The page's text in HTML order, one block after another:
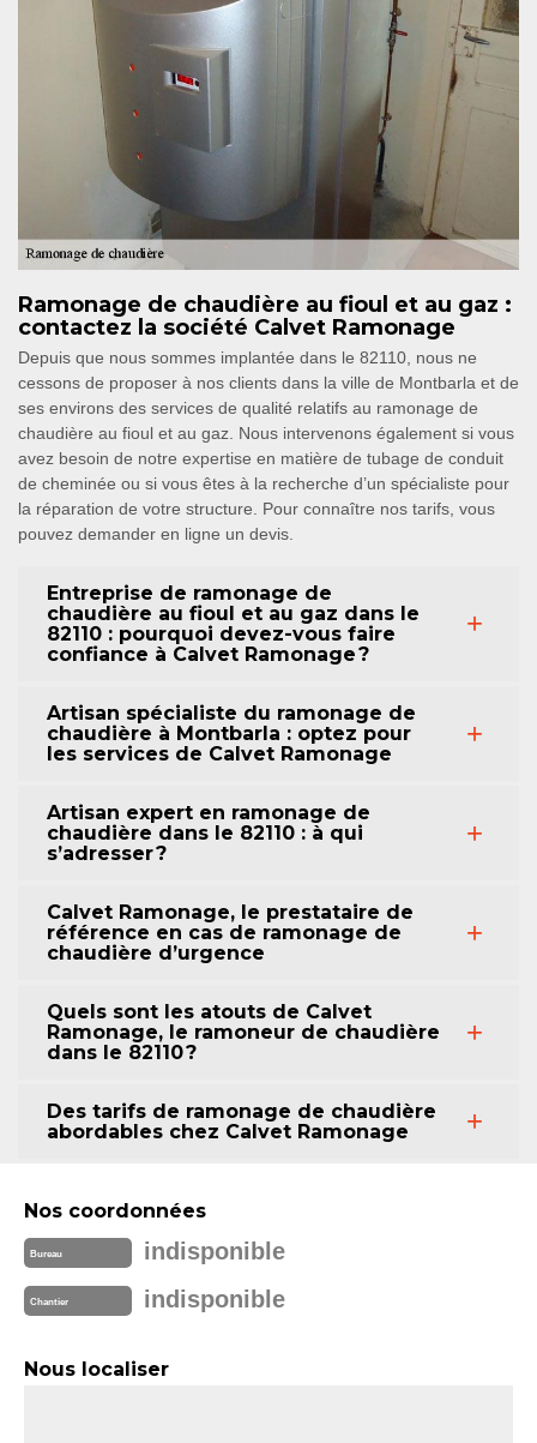
Ramonage de chaudière au fioul et au gaz :
contactez la société Calvet Ramonage
Depuis que nous sommes implantée dans le 82110, nous ne
cessons de proposer à nos clients dans la ville de Montbarla et de
ses environs des services de qualité relatifs au ramonage de
chaudière au fioul et au gaz. Nous intervenons également si vous
avez besoin de notre expertise en matière de tubage de conduit
de cheminée ou si vous êtes à la recherche d’un spécialiste pour
la réparation de votre structure. Pour connaître nos tarifs, vous
pouvez demander en ligne un devis.
Entreprise de ramonage de
chaudière au fioul et au gaz dans le
82110 : pourquoi devez-vous faire
confiance à Calvet Ramonage ?
Artisan spécialiste du ramonage de
chaudière à Montbarla : optez pour
les services de Calvet Ramonage
Artisan expert en ramonage de
chaudière dans le 82110 : à qui
s’adresser ?
Calvet Ramonage, le prestataire de
référence en cas de ramonage de
chaudière d’urgence
Quels sont les atouts de Calvet
Ramonage, le ramoneur de chaudière
dans le 82110 ?
Des tarifs de ramonage de chaudière
abordables chez Calvet Ramonage
Nos coordonnées
Bureau indisponible
Chantier indisponible
Nous localiser